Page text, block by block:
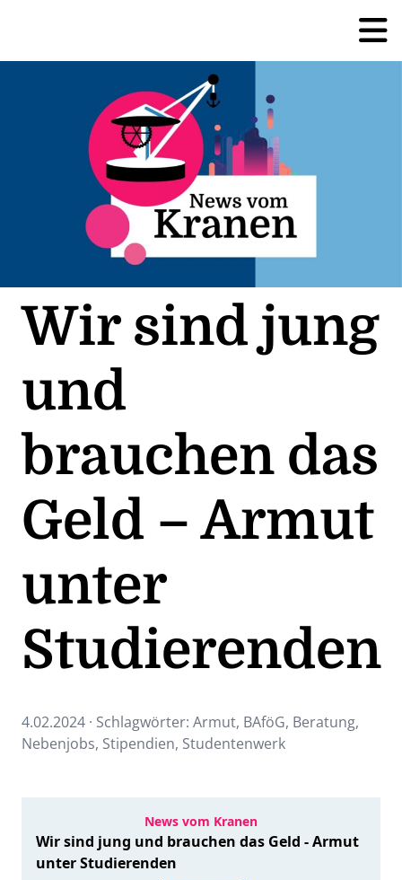
Wir sind jung
und
brauchen das
Geld – Armut
unter
Studierenden
4.02.2024 · Schlagwörter: Armut, BAföG, Beratung,
Nebenjobs, Stipendien, Studentenwerk